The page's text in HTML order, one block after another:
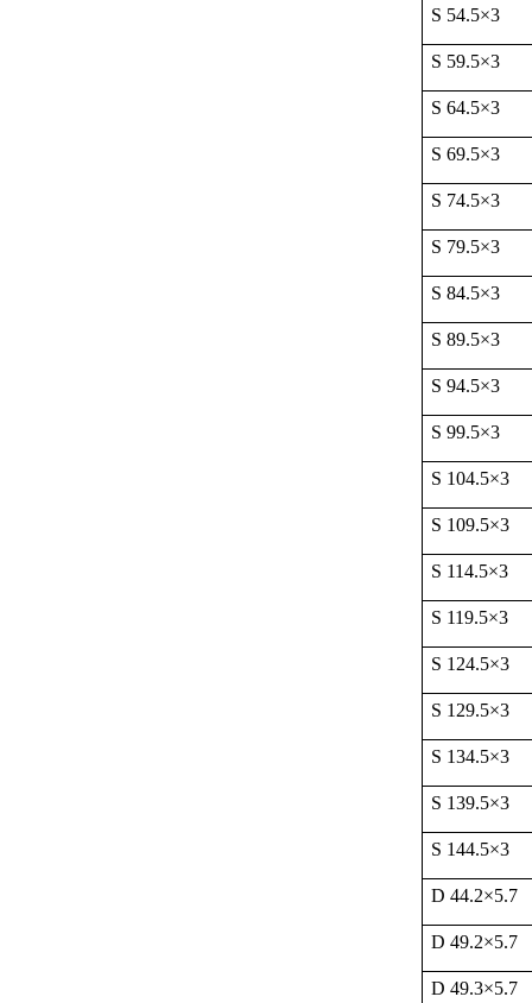
S 54.5×3
S 59.5×3
S 64.5×3
S 69.5×3
S 74.5×3
S 79.5×3
S 84.5×3
S 89.5×3
S 94.5×3
S 99.5×3
S 104.5×3
S 109.5×3
S 114.5×3
S 119.5×3
S 124.5×3
S 129.5×3
S 134.5×3
S 139.5×3
S 144.5×3
D 44.2×5.7
D 49.2×5.7
D 49.3×5.7